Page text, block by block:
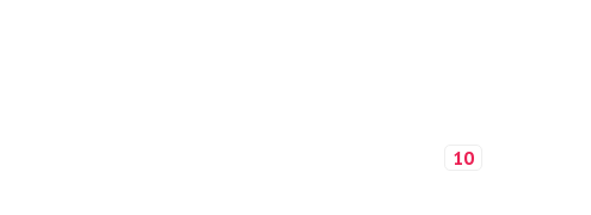
10